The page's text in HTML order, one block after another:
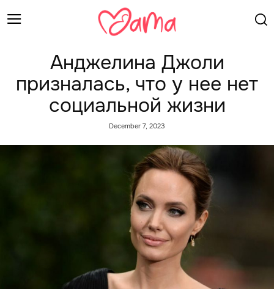
Анджелина Джоли
призналась, что у нее нет
социальной жизни
December 7, 2023